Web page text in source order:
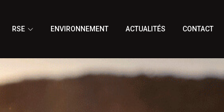
RSE ENVIRONNEMENT ACTUALITÉS CONTACT